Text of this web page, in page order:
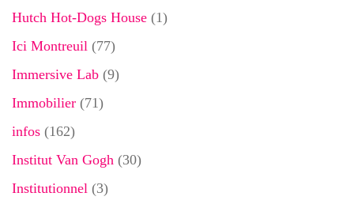
Hutch Hot-Dogs House (1)
Ici Montreuil (77)
Immersive Lab (9)
Immobilier (71)
infos (162)
Institut Van Gogh (30)
Institutionnel (3)